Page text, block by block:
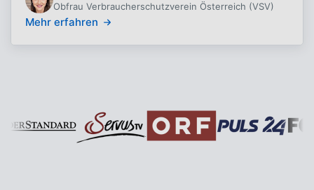
Obfrau Verbraucherschutzverein Österreich (VSV)
Mehr erfahren